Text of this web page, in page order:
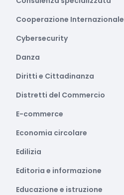
Cooperazione Internazionale
Cybersecurity
Danza
Diritti e Cittadinanza
Distretti del Commercio
E-commerce
Economia circolare
Edilizia
Editoria e informazione
Educazione e istruzione